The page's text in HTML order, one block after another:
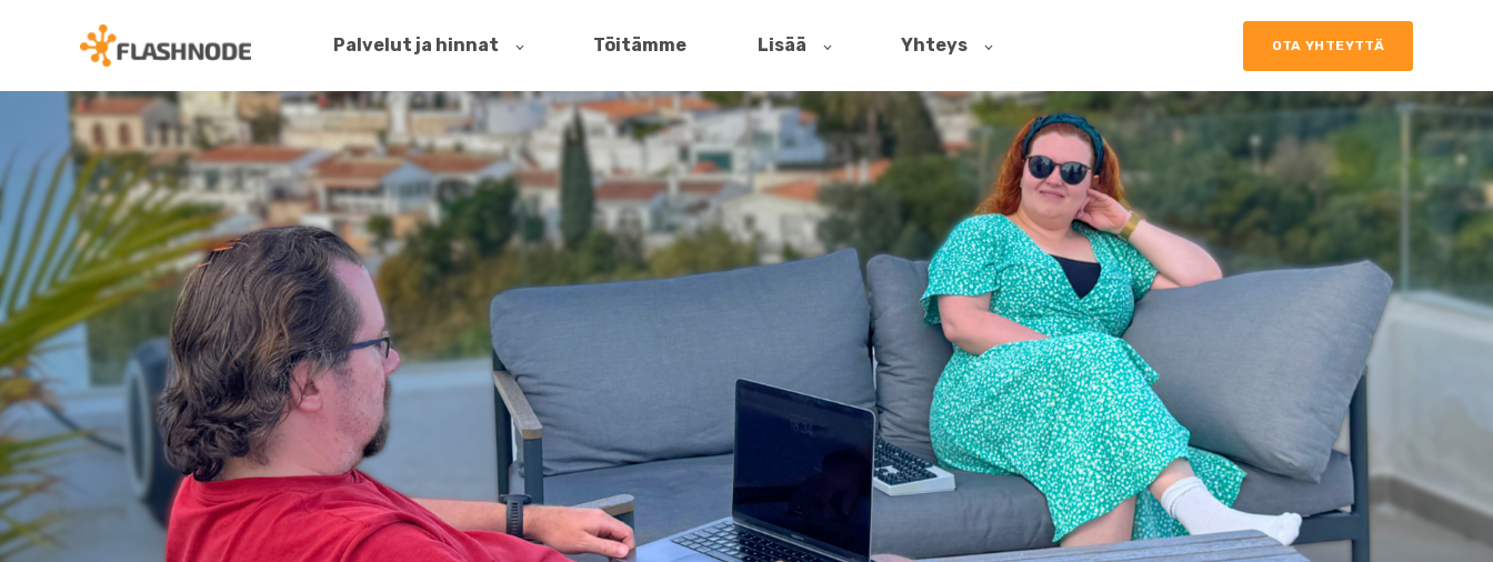
Palvelut ja hinnat Töitämme Lisää Yhteys OTA YHTEYTTÄ